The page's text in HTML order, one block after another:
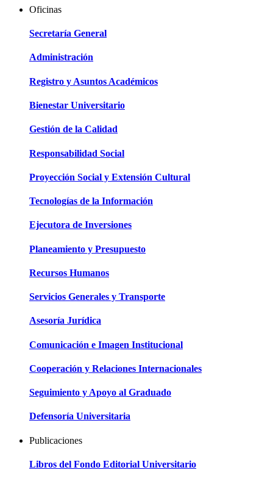
Oficinas
Secretaría General
Administración
Registro y Asuntos Académicos
Bienestar Universitario
Gestión de la Calidad
Responsabilidad Social
Proyección Social y Extensión Cultural
Tecnologías de la Información
Ejecutora de Inversiones
Planeamiento y Presupuesto
Recursos Humanos
Servicios Generales y Transporte
Asesoría Jurídica
Comunicación e Imagen Institucional
Cooperación y Relaciones Internacionales
Seguimiento y Apoyo al Graduado
Defensoría Universitaria
Publicaciones
Libros del Fondo Editorial Universitario